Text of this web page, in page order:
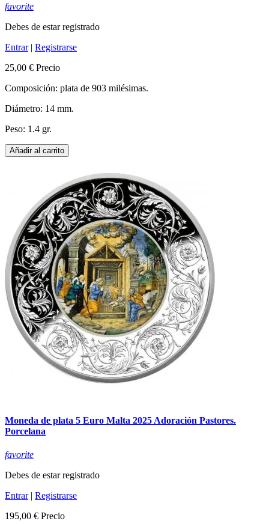
favorite
Debes de estar registrado
Entrar| Registrarse
25,00 € Precio
Composición: plata de 903 milésimas.
Diámetro: 14 mm.
Peso: 1.4 gr.
Añadir al carrito
Moneda de plata 5 Euro Malta 2025 Adoración Pastores.
Porcelana
favorite
Debes de estar registrado
Entrar| Registrarse
195,00 € Precio